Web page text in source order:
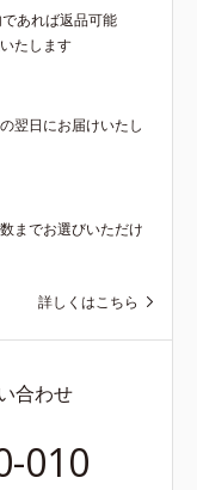
あれば返品可能
たします
翌日にお届けいたし
までお選びいただけ
詳しくはこちら
合わせ
010